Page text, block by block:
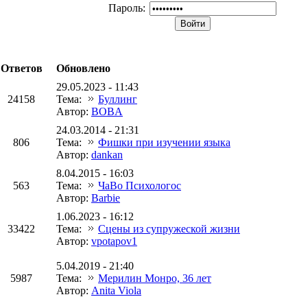
Пароль:
Ответов
Обновлено
24158
29.05.2023 - 11:43
Тема:
Буллинг
Автор: BOBA
806
24.03.2014 - 21:31
Тема:
Фишки при изучении языка
Автор: dankan
563
8.04.2015 - 16:03
Тема:
ЧаВо Психологос
Автор: Barbie
33422
1.06.2023 - 16:12
Тема:
Сцены из супружеской жизни
Автор: vpotapov1
5987
5.04.2019 - 21:40
Тема:
Мерилин Монро, 36 лет
Автор: Anita Viola